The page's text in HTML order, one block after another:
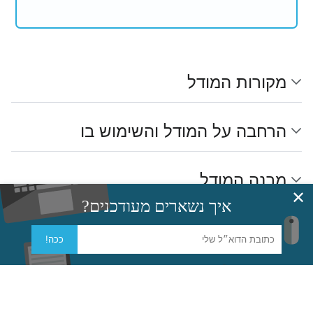
מקורות המודל
הרחבה על המודל והשימוש בו
מבנה המודל
עבודה עם המודל
✕ איך נשארים מעודכנים?
ככה!